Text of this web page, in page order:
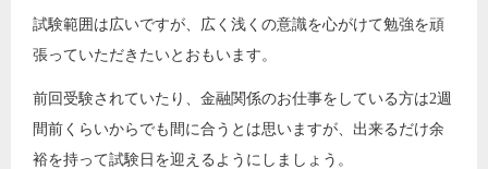
試験範囲は広いですが、広く浅くの意識を心がけて勉強を頑
張っていただきたいとおもいます。
前回受験されていたり、金融関係のお仕事をしている方は2週
間前くらいからでも間に合うとは思いますが、出来るだけ余
裕を持って試験日を迎えるようにしましょう。